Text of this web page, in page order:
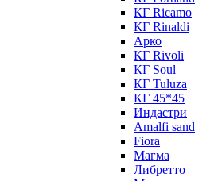
КГ Ricamo
КГ Rinaldi
Арко
КГ Rivoli
КГ Soul
КГ Tuluza
КГ 45*45
Индастри
Amalfi sand
Fiora
Магма
Либретто